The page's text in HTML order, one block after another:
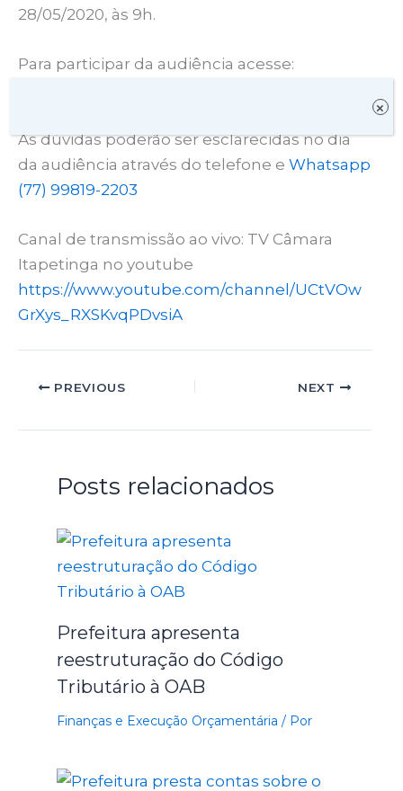
28/05/2020, às 9h.
Para participar da audiência acesse:
As dúvidas poderão ser esclarecidas no dia
da audiência através do telefone e Whatsapp
(77) 99819-2203
Canal de transmissão ao vivo: TV Câmara
Itapetinga no youtube
https://www.youtube.com/channel/UCtVOw
GrXys_RXSKvqPDvsiA
PREVIOUS NEXT
Posts relacionados
Prefeitura apresenta
reestruturação do Código
Tributário à OAB
Finanças e Execução Orçamentária / Por
×